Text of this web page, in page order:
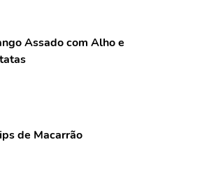
Assado com Alho e
de Macarrão